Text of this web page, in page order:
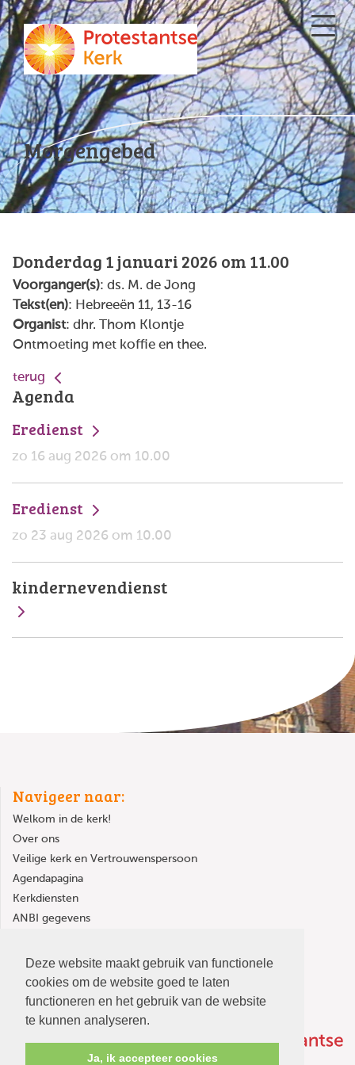
Deze website maakt gebruik van functionele
cookies om de website goed te laten
functioneren en het gebruik van de website
te kunnen analyseren.
Ja, ik accepteer cookies
Morgengebed
Donderdag 1 januari 2026 om 11.00
Voorganger(s): ds. M. de Jong
Tekst(en): Hebreeën 11, 13-16
Organist: dhr. Thom Klontje
Ontmoeting met koffie en thee.
terug
Agenda
Eredienst
zo 16 aug 2026 om 10.00
Eredienst
zo 23 aug 2026 om 10.00
kindernevendienst
Navigeer naar:
Welkom in de kerk!
Over ons
Veilige kerk en Vertrouwenspersoon
Agendapagina
Kerkdiensten
ANBI gegevens